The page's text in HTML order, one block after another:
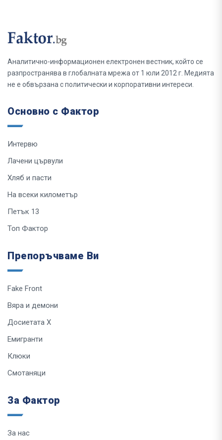
Аналитично-информационен електронен вестник, който се
разпространява в глобалната мрежа от 1 юли 2012 г. Медията
не е обвързана с политически и корпоративни интереси.
Основно с Фактор
Интервю
Лачени цървули
Хляб и пасти
На всеки километър
Петък 13
Топ Фактор
Препоръчваме Ви
Fake Front
Вяра и демони
Досиетата Х
Емигранти
Клюки
Смотаняци
За Фактор
За нас